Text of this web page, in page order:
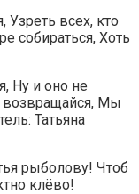
Узреть всех, кто
собираться, Хоть
Ну и оно не
возвращайся, Мы
Татьяна
рыболову! Чтоб
клёво!